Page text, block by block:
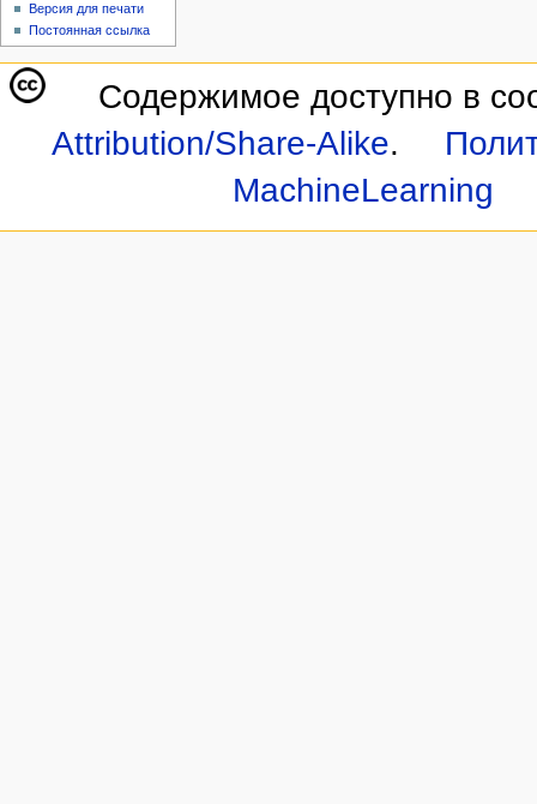
Версия для печати
Постоянная ссылка
Содержимое доступно в
Attribution/Share-Alike.
MachineLearning